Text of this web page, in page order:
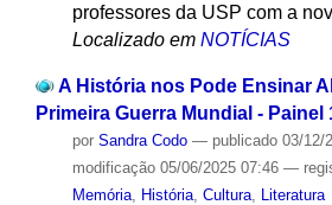
professores da USP com a
Localizado em NOTÍCIAS
A História nos Pode Ensinar
Primeira Guerra Mundial - Painel
por Sandra Codo — publicado03/12/
modificação05/06/2025 07:46 —
Memória, História, Cultura, Literatura